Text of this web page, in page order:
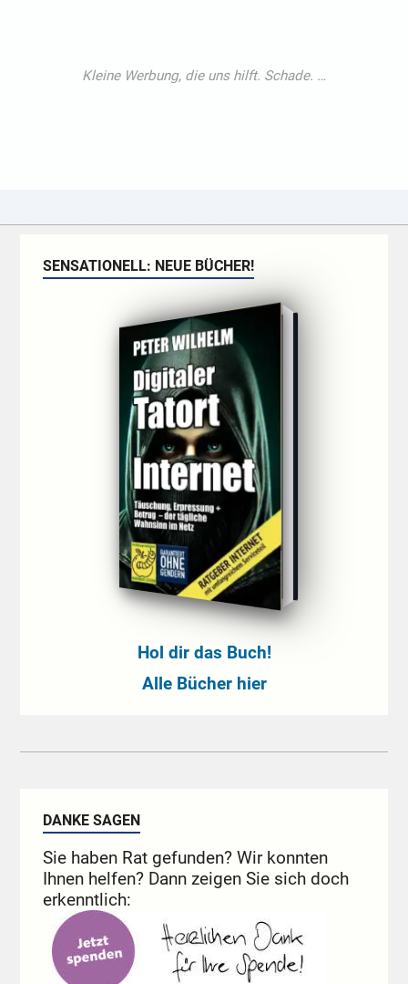
SENSATIONELL: NEUE BÜCHER!
Hol dir das Buch!
Alle Bücher hier
DANKE SAGEN
Sie haben Rat gefunden? Wir konnten
Ihnen helfen? Dann zeigen Sie sich doch
erkenntlich: